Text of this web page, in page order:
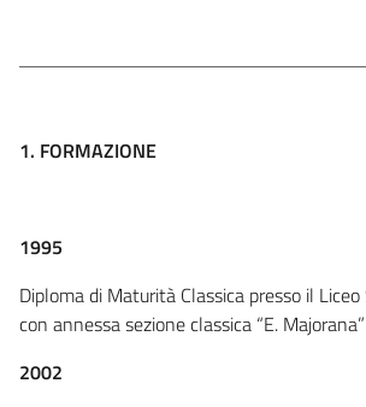
1. FORMAZIONE
1995
Diploma di Maturità Classica presso il
con annessa sezione classica “E.
2002